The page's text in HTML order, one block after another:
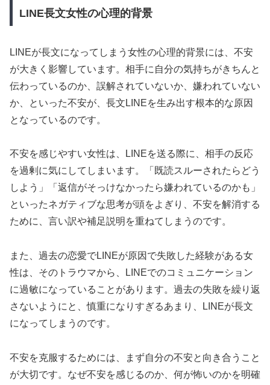
LINE長文女性の心理的背景
LINEが長文になってしまう女性の心理的背景には、不安
が大きく影響しています。相手に自分の気持ちがきちんと
伝わっているのか、誤解されていないか、嫌われていない
か、といった不安が、長文LINEを生み出す根本的な原因
となっているのです。
不安を感じやすい女性は、LINEを送る際に、相手の反応
を過剰に気にしてしまいます。「既読スルーされたらどう
しよう」「返信がそっけなかったら嫌われているのかも」
といったネガティブな思考が頭をよぎり、不安を解消する
ために、言い訳や補足説明を重ねてしまうのです。
また、過去の恋愛でLINEが原因で失敗した経験がある女
性は、そのトラウマから、LINEでのコミュニケーション
に過敏になっていることがあります。過去の失敗を繰り返
さないようにと、慎重になりすぎるあまり、LINEが長文
になってしまうのです。
不安を克服するためには、まず自分の不安と向き合うこと
が大切です。なぜ不安を感じるのか、何が怖いのかを明確